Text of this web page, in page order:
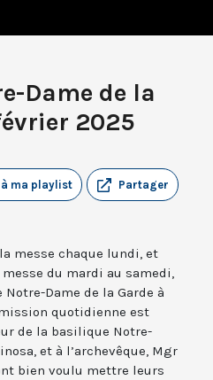
Dame de la
2025
Partager
ma playlist
messe chaque lundi, et
du mardi au samedi,
Dame de la Garde à
quotidienne est
de la basilique Notre-
et à l’archevêque, Mgr
bien voulu mettre leurs